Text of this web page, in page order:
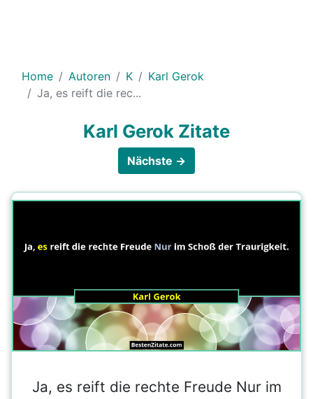
Home Autoren K
Karl Gerok
Ja, es reift die rec...
Karl Gerok Zitate
Nächste →
Ja, es reift die rechte Freude Nur im